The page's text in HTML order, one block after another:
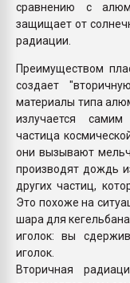
сравнению с
защищает от
радиации.
Преимуществом
создает
материалы типа
излучается
частица
они вызывают
производят дождь
других частиц,
Это похоже на
шара для
иголок: вы
иголок.
Вторичная